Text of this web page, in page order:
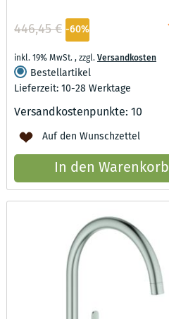
446,45 € -60%
inkl. 19% MwSt.,zzgl.Versandkosten
Bestellartikel
Lieferzeit: 10-28 Werktage
Versandkostenpunkte: 10
Auf den Wunschzettel
In den Warenkorb